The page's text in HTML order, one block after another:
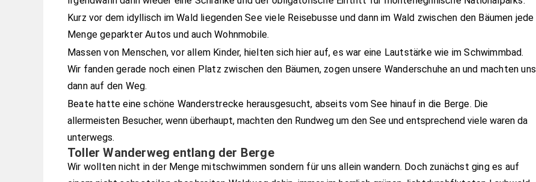
Kurz vor dem idyllisch im Wald liegenden See viele Reisebusse und dann im Wald zwischen den Bäumen jede
Menge geparkter Autos und auch Wohnmobile.
Massen von Menschen, vor allem Kinder, hielten sich hier auf, es war eine Lautstärke wie im Schwimmbad.
Wir fanden gerade noch einen Platz zwischen den Bäumen, zogen unsere Wanderschuhe an und machten uns
dann auf den Weg.
Beate hatte eine schöne Wanderstrecke herausgesucht, abseits vom See hinauf in die Berge. Die
allermeisten Besucher, wenn überhaupt, machten den Rundweg um den See und entsprechend viele waren da
unterwegs.
Toller Wanderweg entlang der Berge
Wir wollten nicht in der Menge mitschwimmen sondern für uns allein wandern. Doch zunächst ging es auf